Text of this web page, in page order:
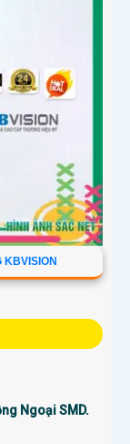
KBVISION
Ngoại SMD.